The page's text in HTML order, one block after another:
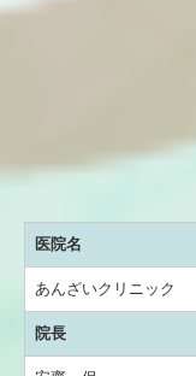
医院名
あんざいクリニック
院長